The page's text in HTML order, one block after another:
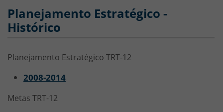
Planejamento Estratégico -
Histórico
Planejamento Estratégico TRT-12
2008-2014
Metas TRT-12